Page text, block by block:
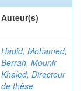
Auteur(s)
Hadid, Mohamed;
Berrah, Mounir
Khaled, Directeur
de thèse